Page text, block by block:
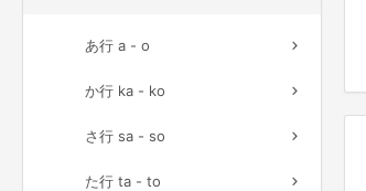
あ行 a - o
か行 ka - ko
さ行 sa - so
た行 ta - to